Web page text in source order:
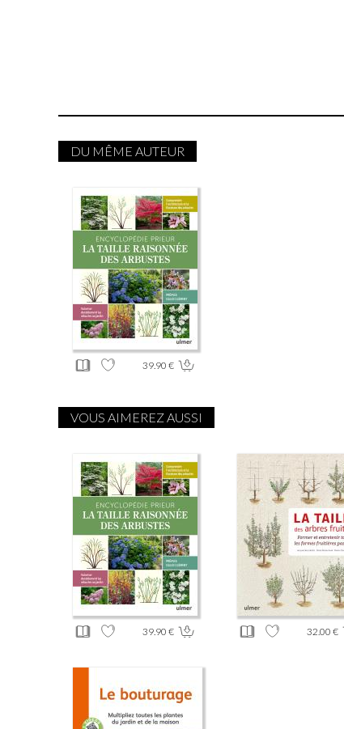
DU MÊME AUTEUR
39.90 €
VOUS AIMEREZ AUSSI
39.90 € 32.00 €